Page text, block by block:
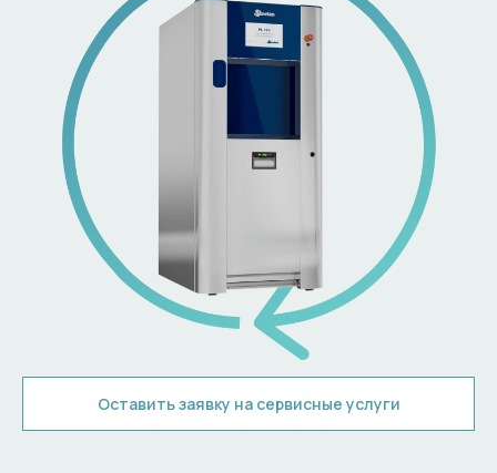
Оставить заявку на сервисные услуги